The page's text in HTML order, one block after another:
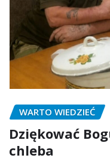
WARTO WIEDZIEĆ
Dziękować
chleba